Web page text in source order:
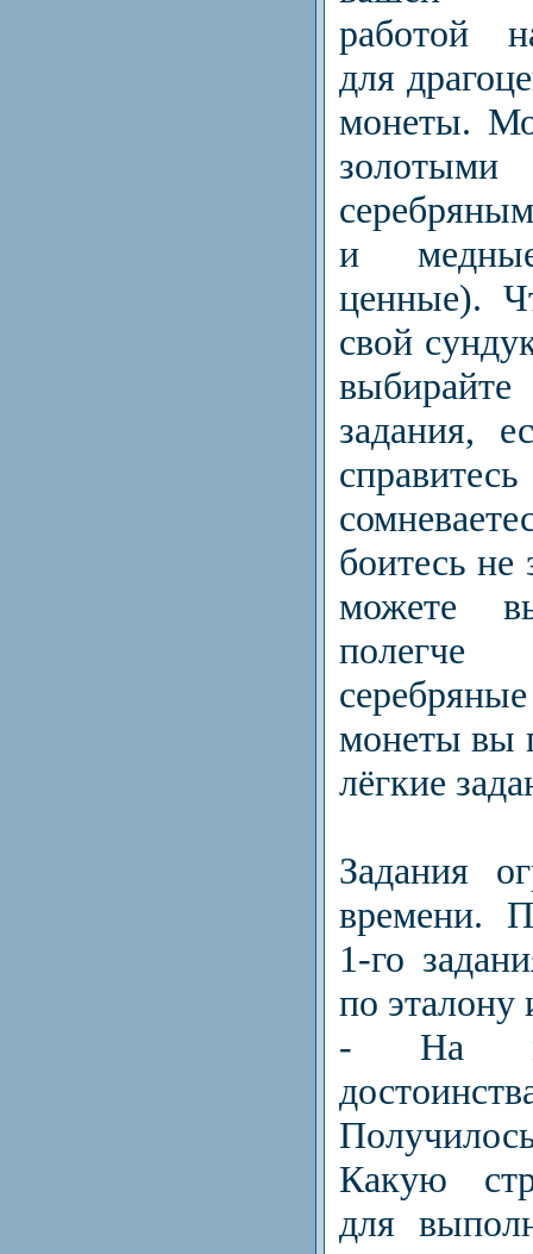
работой
для
монеты.
золотыми
и
ценные).
свой
задания,
боитесь не
можете
монеты вы
лёгкие
Задания
времени.
1-го
по эталону
- На
Какую
для